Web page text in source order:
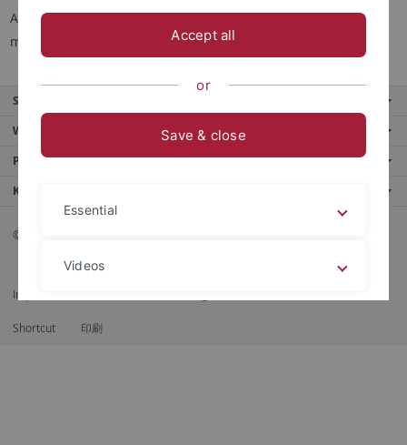
Anschaffungsvorschläge können Sie überdieses Formular
machen.
Service
Weitere Angebote
Portale
Kontaktinfo
© 2026 Eberhard Karls Universität Tübingen, Tübingen
Impressum
Shortcut 印刷
Accept all
or
Save & close
Essential
Videos